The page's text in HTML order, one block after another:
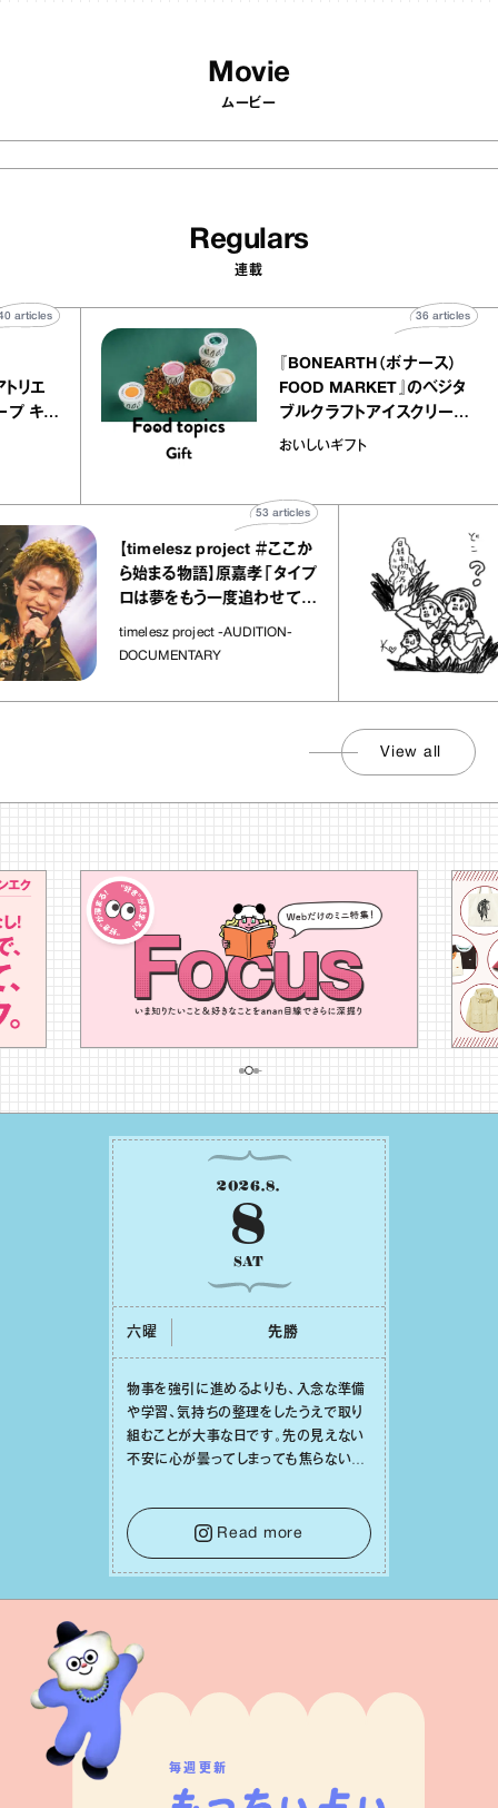
Movie
ムービー
Regulars
連載
リー アトリエ
ルクレープ キャ
40
『BONEARTH（ボナー
FOOD MARKET』のベ
ブルクラフトアイスクリ
｜真野知子の「おいし
おいしいギフト
36
【timelesz project ＃ここか
ら始まる物語】原嘉孝「タイプ
ロは夢をもう一度追わせてく
れた場所」
timelesz project -AUDITION-
DOCUMENTARY
articles
View all
2026.8.
8
SAT
六曜 先勝
物事を強引に進めるよりも、⼊念な準備
や学習、気持ちの整理をしたうえで取り
組むことが⼤事な⽇です。先の⾒えない
不安に⼼が曇ってしまっても焦らない
⾝や疲れていそうな⼈をいたわることに
時間を使いましょう。ここでしっかりとエ
ネルギーを蓄え、困難を乗り越える⼒に
変えましょう。
Read more
毎週更新